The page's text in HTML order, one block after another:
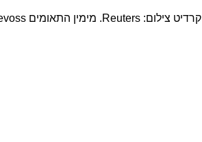
קרדיט צילום: Reuters. מימין התאומים Winklevoss